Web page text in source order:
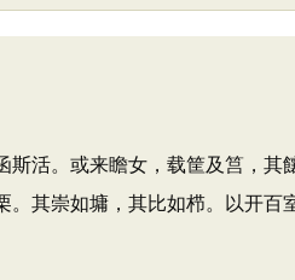
斯活。或来瞻女，载筐及筥，
。其崇如墉，其比如栉。以开